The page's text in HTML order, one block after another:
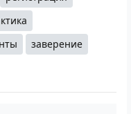
заверение